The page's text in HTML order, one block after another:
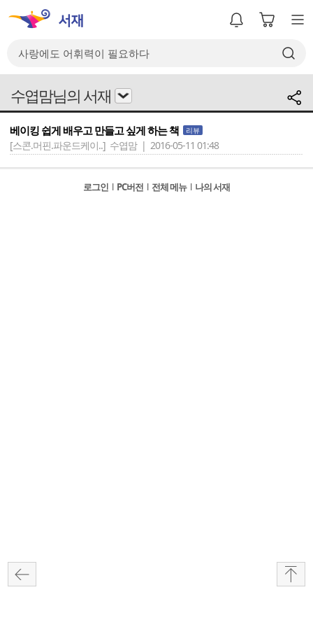
수엽맘님의 서재
베이킹 쉽게 배우고 만들고 싶게 하는 책 리뷰
[스콘.머핀.파운드케이..] 수엽맘 | 2016-05-11 01:48
로그인 l PC버전 l 전체 메뉴 l 나의 서재